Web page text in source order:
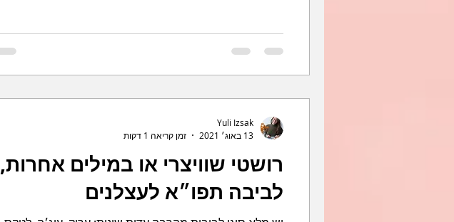
רושטי שוויצרי או במילים אחרות,
לביבה תפו״א לעצלנים
Yuli Izsak
13 באוג׳ 2021
זמן קריאה 1 דקות